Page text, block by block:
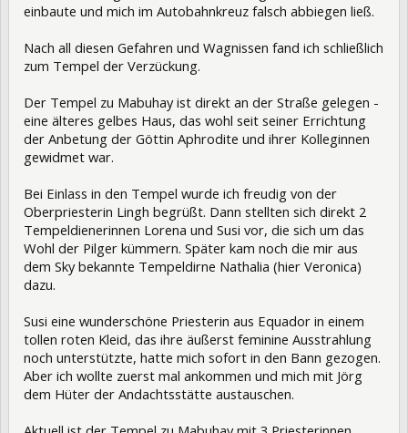
einbaute und mich im Autobahnkreuz falsch abbiegen ließ.
Nach all diesen Gefahren und Wagnissen fand ich schließlich
zum Tempel der Verzückung.
Der Tempel zu Mabuhay ist direkt an der Straße gelegen -
eine älteres gelbes Haus, das wohl seit seiner Errichtung
der Anbetung der Göttin Aphrodite und ihrer Kolleginnen
gewidmet war.
Bei Einlass in den Tempel wurde ich freudig von der
Oberpriesterin Lingh begrüßt. Dann stellten sich direkt 2
Tempeldienerinnen Lorena und Susi vor, die sich um das
Wohl der Pilger kümmern. Später kam noch die mir aus
dem Sky bekannte Tempeldirne Nathalia (hier Veronica)
dazu.
Susi eine wunderschöne Priesterin aus Equador in einem
tollen roten Kleid, das ihre äußerst feminine Ausstrahlung
noch unterstützte, hatte mich sofort in den Bann gezogen.
Aber ich wollte zuerst mal ankommen und mich mit Jörg
dem Hüter der Andachtsstätte austauschen.